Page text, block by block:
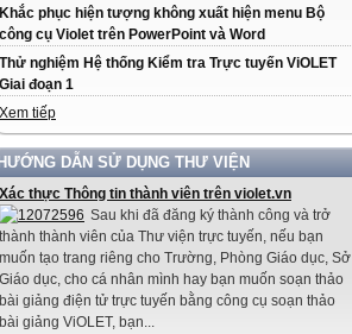
Khắc phục hiện tượng không xuất hiện menu Bộ
công cụ Violet trên PowerPoint và Word
Thử nghiệm Hệ thống Kiểm tra Trực tuyến ViOLET
Giai đoạn 1
Xem tiếp
HƯỚNG DẪN SỬ DỤNG THƯ VIỆN
Xác thực Thông tin thành viên trên violet.vn
Sau khi đã đăng ký thành công và trở
thành thành viên của Thư viện trực tuyến, nếu bạn
muốn tạo trang riêng cho Trường, Phòng Giáo dục, Sở
Giáo dục, cho cá nhân mình hay bạn muốn soạn thảo
bài giảng điện tử trực tuyến bằng công cụ soạn thảo
bài giảng ViOLET, bạn...